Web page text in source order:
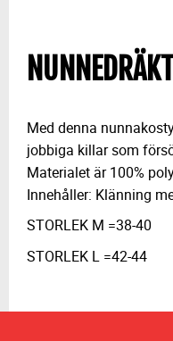
NUNNEDRÄKT
Med denna
jobbiga killar som
Materialet är 100%
Innehåller: Klänning
STORLEK M =38-40
STORLEK L =42-44